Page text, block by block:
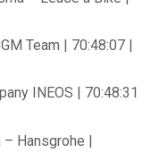
Team | 70:48:07 |
INEOS | 70:48:31
Hansgrohe |